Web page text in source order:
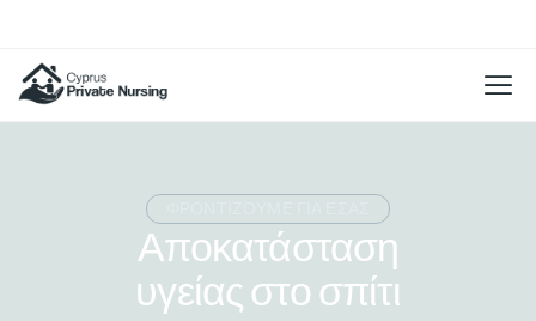
Αποκατάσταση
υγείας στο σπίτι